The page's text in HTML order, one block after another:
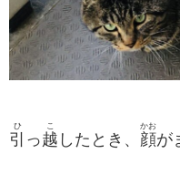
引
ひ
っ越
こ
したとき、 顔
かお
が